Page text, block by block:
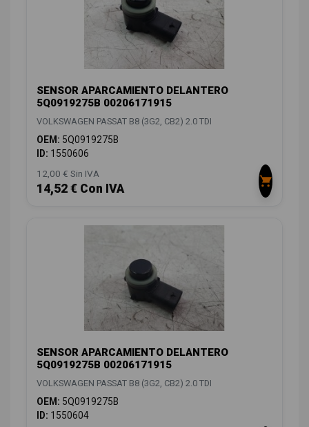
SENSOR APARCAMIENTO DELANTERO
5Q0919275B 00206171915
VOLKSWAGEN PASSAT B8 (3G2, CB2) 2.0 TDI
OEM: 5Q0919275B
ID: 1550606
12,00 € Sin IVA
14,52 € Con IVA
SENSOR APARCAMIENTO DELANTERO
5Q0919275B 00206171915
VOLKSWAGEN PASSAT B8 (3G2, CB2) 2.0 TDI
OEM: 5Q0919275B
ID: 1550604